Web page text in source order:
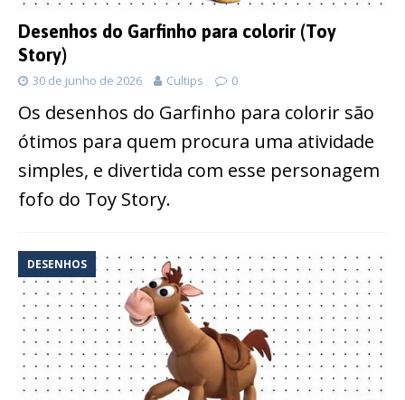
Desenhos do Garfinho para colorir (Toy
Story)
30 de junho de 2026 Cultips 0
Os desenhos do Garfinho para colorir são
ótimos para quem procura uma atividade
simples, e divertida com esse personagem
fofo do Toy Story.
DESENHOS